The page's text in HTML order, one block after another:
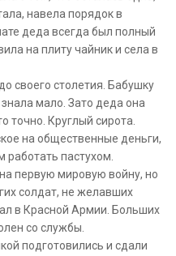
навела порядок в
деда всегда был полный
на плиту чайник и села в
своего столетия. Бабушку
мало. Зато деда она
точно. Круглый сирота.
на общественные деньги,
работать пастухом.
первую мировую войну, но
солдат, не желавших
в Красной Армии. Больших
со службы.
подготовились и сдали